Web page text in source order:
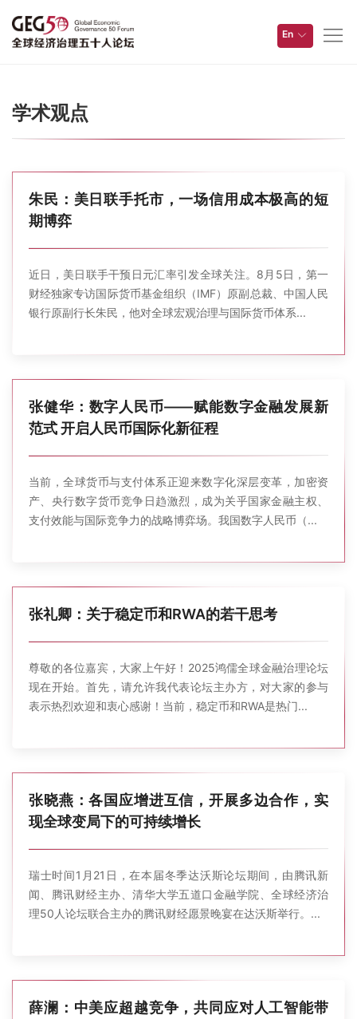
En
学术观点
朱民：美日联手托市，一场信用成本极高的短
期博弈
近日，美日联手干预日元汇率引发全球关注。8月5日，第一
财经独家专访国际货币基金组织（IMF）原副总裁、中国人民
银行原副行长朱民，他对全球宏观治理与国际货币体系...
张健华：数字人民币——赋能数字金融发展新
范式 开启人民币国际化新征程
当前，全球货币与支付体系正迎来数字化深层变革，加密资
产、央行数字货币竞争日趋激烈，成为关乎国家金融主权、
支付效能与国际竞争力的战略博弈场。我国数字人民币（...
张礼卿：关于稳定币和RWA的若干思考
尊敬的各位嘉宾，大家上午好！2025鸿儒全球金融治理论坛
现在开始。首先，请允许我代表论坛主办方，对大家的参与
表示热烈欢迎和衷心感谢！ 当前，稳定币和RWA是热门...
张晓燕：各国应增进互信，开展多边合作，实
现全球变局下的可持续增长
瑞士时间1月21日，在本届冬季达沃斯论坛期间，由腾讯新
闻、腾讯财经主办、清华大学五道口金融学院、全球经济治
理50人论坛联合主办的腾讯财经愿景晚宴在达沃斯举行。...
薛澜：中美应超越竞争，共同应对人工智能带